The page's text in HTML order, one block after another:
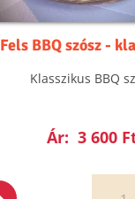
Fels BBQ szósz -
Klasszikus BBQ
Ár: 3 600